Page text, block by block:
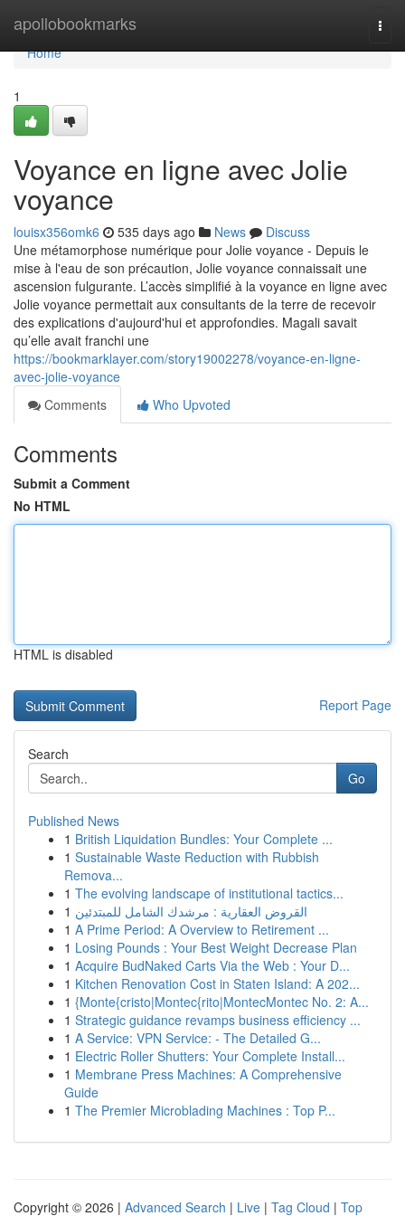
apollobookmarks
Home
Home
1
Voyance en ligne avec Jolie
voyance
louisx356omk6 535 days ago News
Discuss
Une métamorphose numérique pour Jolie voyance - Depuis le
mise à l'eau de son précaution, Jolie voyance connaissait une
ascension fulgurante. L’accès simplifié à la voyance en ligne avec
Jolie voyance permettait aux consultants de la terre de recevoir
des explications d'aujourd'hui et approfondies. Magali savait
qu’elle avait franchi une
https://bookmarklayer.com/story19002278/voyance-en-ligne-
avec-jolie-voyance
Comments
Who Upvoted
Comments
Submit a Comment
No HTML
HTML is disabled
Report Page
Search
Go
Published News
1 British Liquidation Bundles: Your Complete ...
1 Sustainable Waste Reduction with Rubbish
Remova...
1 The evolving landscape of institutional tactics...
1 القروض العقارية : مرشدك الشامل للمبتدئين
1 A Prime Period: A Overview to Retirement ...
1 Losing Pounds : Your Best Weight Decrease Plan
1 Acquire BudNaked Carts Via the Web : Your D...
1 Kitchen Renovation Cost in Staten Island: A 202...
1 {Monte{cristo|Montec{rito|MontecMontec No. 2: A...
1 Strategic guidance revamps business efficiency ...
1 A Service: VPN Service: - The Detailed G...
1 Electric Roller Shutters: Your Complete Install...
1 Membrane Press Machines: A Comprehensive
Guide
1 The Premier Microblading Machines : Top P...
Copyright © 2026 | Advanced Search | Live | Tag Cloud | Top